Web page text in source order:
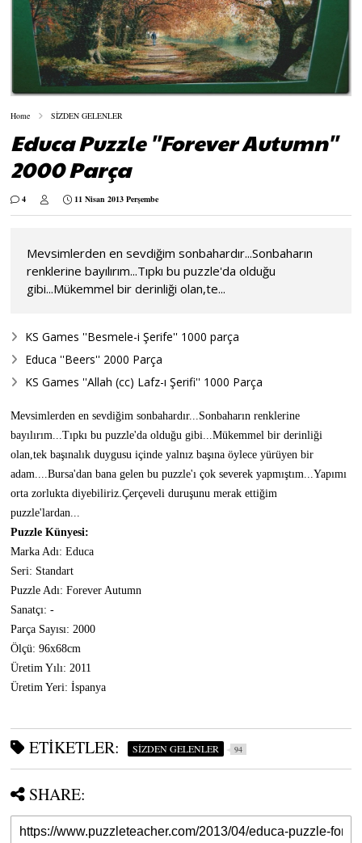
Home SİZDEN GELENLER
Educa Puzzle ''Forever Autumn''
2000 Parça
4 11 Nisan 2013 Perşembe
Mevsimlerden en sevdiğim sonbahardır...Sonbaharın
renklerine bayılırım...Tıpkı bu puzzle'da olduğu
gibi...Mükemmel bir derinliği olan,te...
KS Games ''Besmele-i Şerife'' 1000 parça
Educa ''Beers'' 2000 Parça
KS Games ''Allah (cc) Lafz-ı Şerifi'' 1000 Parça
Mevsimlerden en sevdiğim sonbahardır...Sonbaharın renklerine
bayılırım...Tıpkı bu puzzle'da olduğu gibi...Mükemmel bir derinliği
olan,tek başınalık duygusu içinde yalnız başına öylece yürüyen bir
adam....Bursa'dan bana gelen bu puzzle'ı çok severek yapmıştım...Yapımı
orta zorlukta diyebiliriz.Çerçeveli duruşunu merak ettiğim
puzzle'lardan...
Puzzle Künyesi:
Marka Adı: Educa
Seri: Standart
Puzzle Adı: Forever Autumn
Sanatçı: -
Parça Sayısı: 2000
Ölçü: 96x68cm
Üretim Yılı: 2011
Üretim Yeri: İspanya
ETIKETLER: SİZDEN GELENLER 94
SHARE: